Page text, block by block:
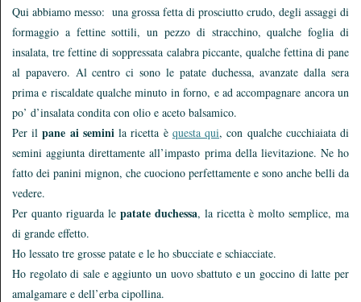
Qui abbiamo messo: una grossa fetta di prosciutto crudo, degli assaggi di
formaggio a fettine sottili, un pezzo di stracchino, qualche foglia di
insalata, tre fettine di soppressata calabra piccante, qualche fettina di pane
al papavero. Al centro ci sono le patate duchessa, avanzate dalla sera
prima e riscaldate qualche minuto in forno, e ad accompagnare ancora un
po’ d’insalata condita con olio e aceto balsamico.
Per ilpane ai semini la ricetta è questa qui, con qualche cucchiaiata di
semini aggiunta direttamente all’impasto prima della lievitazione. Ne ho
fatto dei panini mignon, che cuociono perfettamente e sono anche belli da
vedere.
Per quanto riguarda le patate duchessa, la ricetta è molto semplice, ma
di grande effetto.
Ho lessato tre grosse patate e le ho sbucciate e schiacciate.
Ho regolato di sale e aggiunto un uovo sbattuto e un goccino di latte per
amalgamare e dell’erba cipollina.